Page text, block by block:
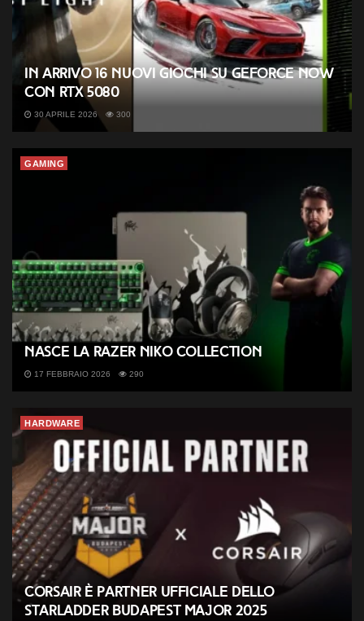
In arrivo 16 nuovi giochi su GeForce NOW
con RTX 5080
30 APRILE 2026 300
GAMING
Nasce la Razer NiKo Collection
17 FEBBRAIO 2026 290
HARDWARE
CORSAIR è partner ufficiale dello
StarLadder Budapest Major 2025